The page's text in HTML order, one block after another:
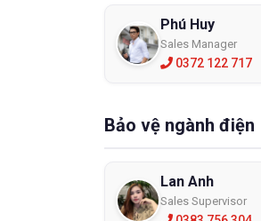
Phú Huy
Sales Manager
0372 122 717
Bảo vệ ngành điện
Lan Anh
Sales Supervisor